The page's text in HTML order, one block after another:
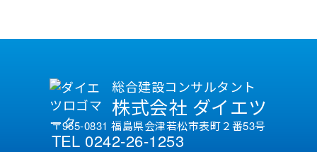
総合建設コンサルタント
株式会社 ダイエツ
〒965-0831 福島県会津若松市表町２番53号
TEL 0242-26-1253